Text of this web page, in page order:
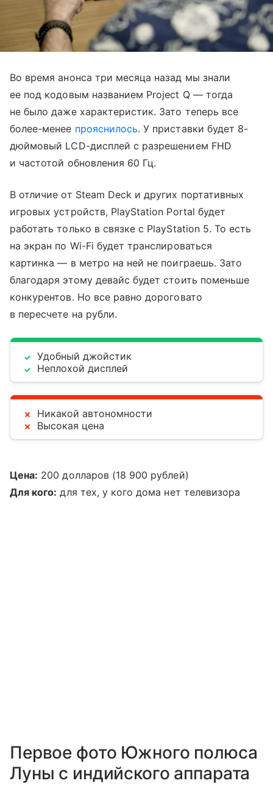
Во время анонса три месяца назад мы знали
ее под кодовым названием Project Q — тогда
не было даже характеристик. Зато теперь все
более-менее прояснилось. У приставки будет 8-
дюймовый LCD-дисплей с разрешением FHD
и частотой обновления 60 Гц.
В отличие от Steam Deck и других портативных
игровых устройств, PlayStation Portal будет
работать только в связке с PlayStation 5. То есть
на экран по Wi-Fi будет транслироваться
картинка — в метро на ней не поиграешь. Зато
благодаря этому девайс будет стоить поменьше
конкурентов. Но все равно дороговато
в пересчете на рубли.
Удобный джойстик
Неплохой дисплей
Никакой автономности
Высокая цена
Цена: 200 долларов (18 900 рублей)
Для кого: для тех, у кого дома нет телевизора
Первое фото Южного полюса
Луны с индийского аппарата